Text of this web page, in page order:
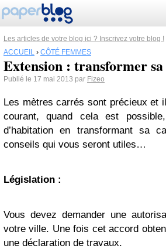
Les articles de votre blog ici ? Inscrivez votre blog !
ACCUEIL › CÔTÉ FEMMES
Extension : transformer sa
Publié le 17 mai 2013 par Fizeo
Les mètres carrés sont précieux et
courant, quand cela est
d’habitation en transformant sa
conseils qui vous seront utiles…
Législation :
Vous devez demander une
votre ville. Une fois cet accord
une déclaration de travaux.